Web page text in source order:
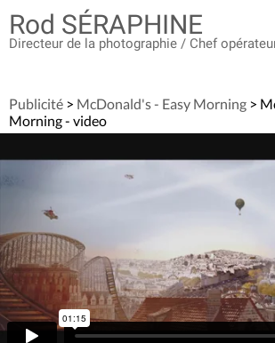
Rod SÉRAPHINE
Directeur de la photographie / Chef
DOCUMENTAIRE
EN TOURNAGE
CONTACT
Publicité > McDonald's - Easy Morning >
Morning - video